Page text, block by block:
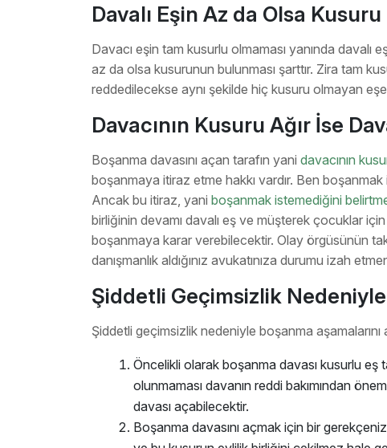
Davalı Eşin Az da Olsa
Davacı eşin tam kusurlu olmaması yanında davalı
az da olsa kusurunun bulunması şarttır. Zira tam
reddedilecekse aynı şekilde hiç kusuru olmayan
Davacının Kusuru Ağır İse
Boşanma davasını açan tarafın yani davacının
boşanmaya itiraz etme hakkı vardır. Ben
Ancak bu itiraz, yani boşanmak istemediğini
birliğinin devamı davalı eş ve müşterek çocuklar
boşanmaya karar verebilecektir. Olay örgüsünün
danışmanlık aldığınız avukatınıza durumu izah
Şiddetli Geçimsizlik
Şiddetli geçimsizlik nedeniyle boşanma aşamalarını
Öncelikli olarak boşanma davası kusurlu eş
olunmaması davanın reddi bakımından
davası açabilecektir.
Boşanma davasını açmak için bir